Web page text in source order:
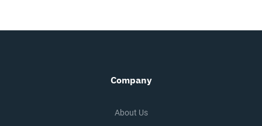
Company
About Us